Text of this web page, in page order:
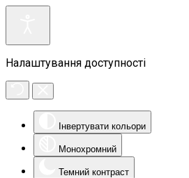
Налаштування доступності
Інвертувати кольори
Монохромний
Темний контраст